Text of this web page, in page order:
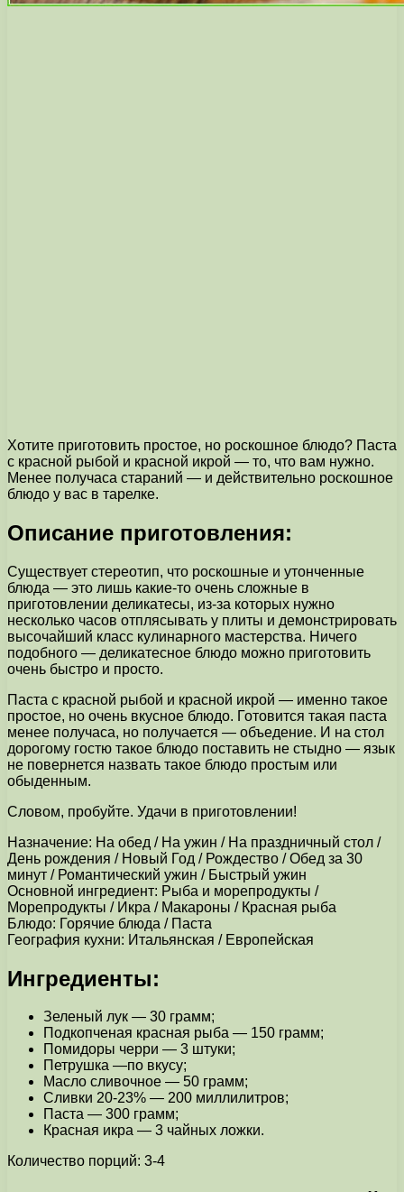
Хотите приготовить простое, но роскошное блюдо? Паста
с красной рыбой и красной икрой — то, что вам нужно.
Менее получаса стараний — и действительно роскошное
блюдо у вас в тарелке.
Описание приготовления:
Существует стереотип, что роскошные и утонченные
блюда — это лишь какие-то очень сложные в
приготовлении деликатесы, из-за которых нужно
несколько часов отплясывать у плиты и демонстрировать
высочайший класс кулинарного мастерства. Ничего
подобного — деликатесное блюдо можно приготовить
очень быстро и просто.
Паста с красной рыбой и красной икрой — именно такое
простое, но очень вкусное блюдо. Готовится такая паста
менее получаса, но получается — объедение. И на стол
дорогому гостю такое блюдо поставить не стыдно — язык
не повернется назвать такое блюдо простым или
обыденным.
Словом, пробуйте. Удачи в приготовлении!
Назначение: На обед / На ужин / На праздничный стол /
День рождения / Новый Год / Рождество / Обед за 30
минут / Романтический ужин / Быстрый ужин
Основной ингредиент: Рыба и морепродукты /
Морепродукты / Икра / Макароны / Красная рыба
Блюдо: Горячие блюда / Паста
География кухни: Итальянская / Европейская
Ингредиенты:
Зеленый лук — 30 грамм;
Подкопченая красная рыба — 150 грамм;
Помидоры черри — 3 штуки;
Петрушка —по вкусу;
Масло сливочное — 50 грамм;
Сливки 20-23% — 200 миллилитров;
Паста — 300 грамм;
Красная икра — 3 чайных ложки.
Количество порций: 3-4